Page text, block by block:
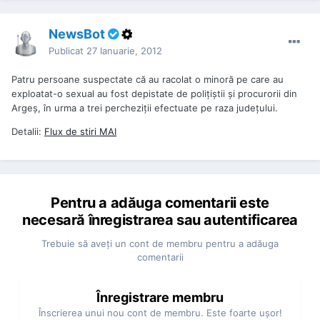
NewsBot
Publicat 27 Ianuarie, 2012
Patru persoane suspectate că au racolat o minoră pe care au
exploatat-o sexual au fost depistate de poliţiştii şi procurorii din
Argeş, în urma a trei percheziţii efectuate pe raza judeţului.
Detalii: Flux de stiri MAI
Pentru a adăuga comentarii este
necesară înregistrarea sau autentificarea
Trebuie să aveţi un cont de membru pentru a adăuga
comentarii
Înregistrare membru
Înscrierea unui nou cont de membru. Este foarte uşor!